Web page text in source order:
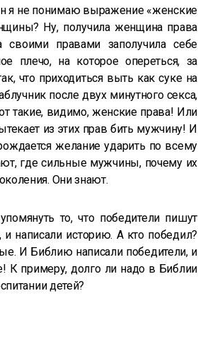
я не понимаю выражение «женские
Ну, получила женщина права
своими правами заполучила себе
плечо, на которое опереться, за
что приходиться выть как суке на
после двух минутного секса,
такие, видимо, женские права! Или
из этих прав бить мужчину! И
желание ударить по всему
где сильные мужчины, почему их
Они знают.
то, что победители пишут
написали историю. А кто победил?
И Библию написали победители, и
К примеру, долго ли надо в Библии
детей?